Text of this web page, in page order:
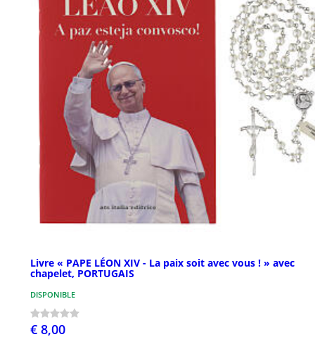
Livre « PAPE LÉON XIV - La paix soit avec vous ! » avec
chapelet, PORTUGAIS
DISPONIBLE
€ 8,00